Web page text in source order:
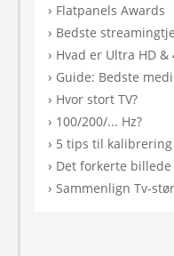
› Flatpanels Awards
› Bedste
› Hvad er Ultra HD &
› Guide: Bedste
› Hvor stort TV?
› 100/200/... Hz?
› 5 tips til kalibrering
› Det forkerte billede
›Sammenlign Tv-